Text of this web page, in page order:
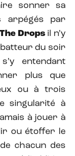
sonner sa
arpégés par
The Dropsil n’y
batteur du soir
entendant
plus que
ou à trois
singularité à
à jouer à
ou étoffer le
chacun des